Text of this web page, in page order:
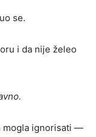
se.
i da nije želeo
mogla ignorisati —